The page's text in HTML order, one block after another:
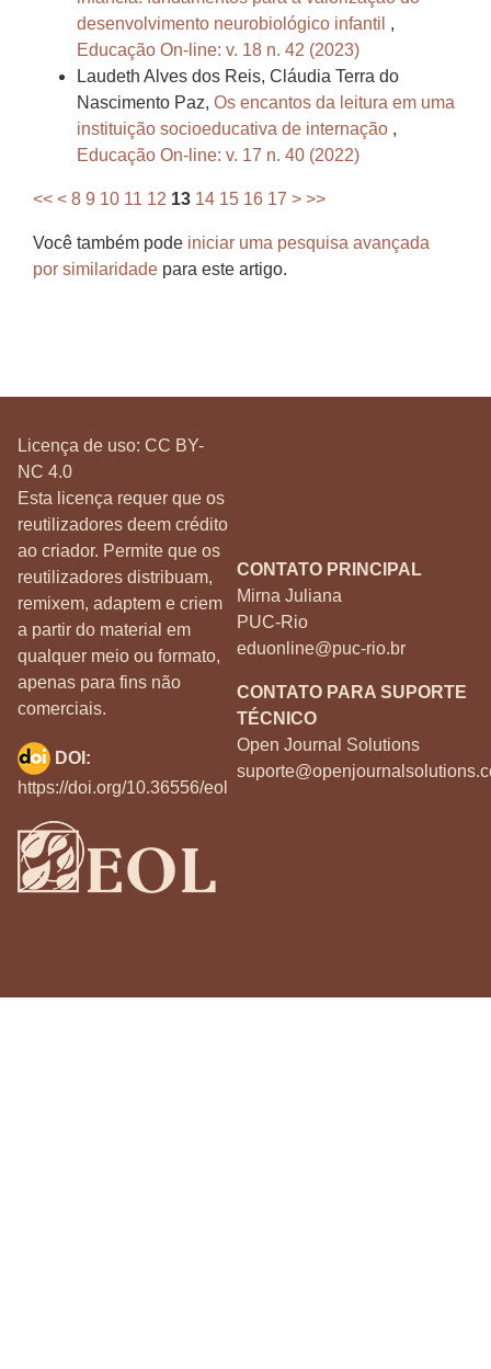
desenvolvimento neurobiológico infantil ,
Educação On-line: v. 18 n. 42 (2023)
Laudeth Alves dos Reis, Cláudia Terra do
Nascimento Paz, Os encantos da leitura em uma
instituição socioeducativa de internação ,
Educação On-line: v. 17 n. 40 (2022)
<< < 8 9 10 11 12 13 14 15 16 17 > >>
Você também pode iniciar uma pesquisa avançada
por similaridade para este artigo.
Licença de uso: CC BY-
NC 4.0
Esta licença requer que os
reutilizadores deem crédito
ao criador. Permite que os
reutilizadores distribuam,
remixem, adaptem e criem
a partir do material em
qualquer meio ou formato,
apenas para fins não
comerciais.
CONTATO PRINCIPAL
Mirna Juliana
PUC-Rio
eduonline@puc-rio.br
CONTATO PARA SUPORTE
TÉCNICO
Open Journal Solutions
DOI:
https://doi.org/10.36556/eol